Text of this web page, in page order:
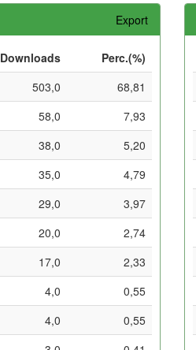
Export
Downloads
Perc.(%)
503,0
68,81
58,0
7,93
38,0
5,20
35,0
4,79
29,0
3,97
20,0
2,74
17,0
2,33
4,0
0,55
4,0
0,55